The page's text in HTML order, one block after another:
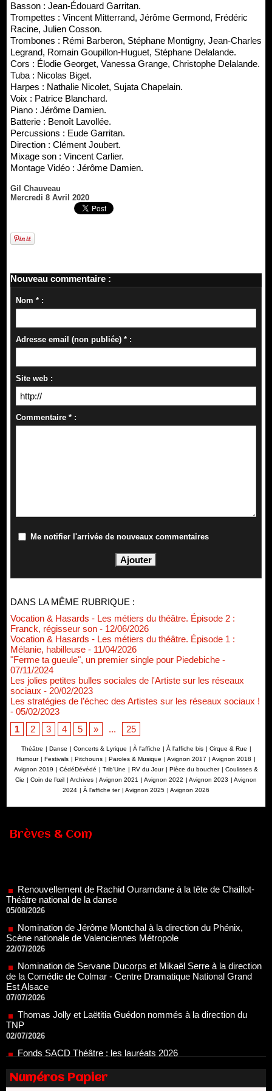
Basson : Jean-Édouard Garritan.
Trompettes : Vincent Mitterrand, Jérôme Germond, Frédéric
Racine, Julien Cosson.
Trombones : Rémi Barberon, Stéphane Montigny, Jean-Charles
Legrand, Romain Goupillon-Huguet, Stéphane Delalande.
Cors : Élodie Georget, Vanessa Grange, Christophe Delalande.
Tuba : Nicolas Biget.
Harpes : Nathalie Nicolet, Sujata Chapelain.
Voix : Patrice Blanchard.
Piano : Jérôme Damien.
Batterie : Benoît Lavollée.
Percussions : Eude Garritan.
Direction : Clément Joubert.
Mixage son : Vincent Carlier.
Montage Vidéo : Jérôme Damien.
Gil Chauveau
Mercredi 8 Avril 2020
Nouveau commentaire :
Nom * :
Adresse email (non publiée) * :
Site web :
Commentaire * :
Me notifier l'arrivée de nouveaux commentaires
DANS LA MÊME RUBRIQUE :
Vocation & Hasards - Les métiers du théâtre. Épisode 2 :
Franck, régisseur son - 12/06/2026
Vocation & Hasards - Les métiers du théâtre. Épisode 1 :
Mélanie, habilleuse - 11/04/2026
"Ferme ta gueule", un premier single pour Piedebiche -
07/11/2024
Les jolies petites bulles sociales de l'Artiste sur les réseaux
sociaux - 20/02/2023
Les stratégies de l’échec des Artistes sur les réseaux sociaux !
- 05/02/2023
1
2 3 4 5 » ... 25
Théâtre | Danse | Concerts & Lyrique | À l'affiche | À l'affiche bis | Cirque & Rue |
Humour | Festivals | Pitchouns | Paroles & Musique | Avignon 2017 | Avignon 2018 |
Avignon 2019 | CédéDévédé | Trib'Une | RV du Jour | Pièce du boucher | Coulisses &
Cie | Coin de l’œil | Archives | Avignon 2021 | Avignon 2022 | Avignon 2023 | Avignon
2024 | À l'affiche ter | Avignon 2025 | Avignon 2026
Brèves & Com
Nomination de Jérôme Montchal à la direction du Phénix,
Scène nationale de Valenciennes Métropole
Nomination de Servane Ducorps et Mikaël Serre à la direction
de la Comédie de Colmar - Centre Dramatique National Grand
Est Alsace
07/07/2026
Thomas Jolly et Laëtitia Guédon nommés à la direction du
TNP
Fonds SACD Théâtre : les lauréats 2026
23/06/2026
Dispositif ARTCENA Écrire pour le cirque, les lauréats 2026 !
Le palmarès des prix SACD 2026
18/06/2026
Numéros Papier